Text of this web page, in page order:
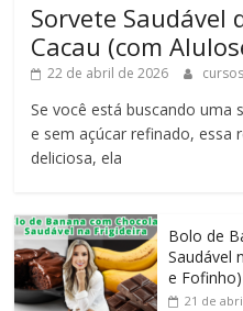
Sorvete Saudável
Cacau (com
22 de abril de 2026
Se você está buscando uma
e sem açúcar refinado, essa
deliciosa, ela
Bolo de
Saudável
e Fofinho)
21 de